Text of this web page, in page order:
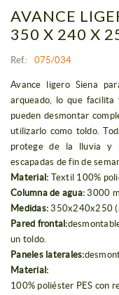
AVANCE
350 X 240 X
Ref.: 075/034
Avance ligero Siena
arqueado, lo que facilita
pueden desmontar
utilizarlo como toldo.
protege de la lluvia y
escapadas de fin de
Material: Textil 100%
Columna de agua: 3000
Medidas: 350x240x250
Pared frontal:
un toldo.
Paneles laterales:
Material:
100% poliéster PES con